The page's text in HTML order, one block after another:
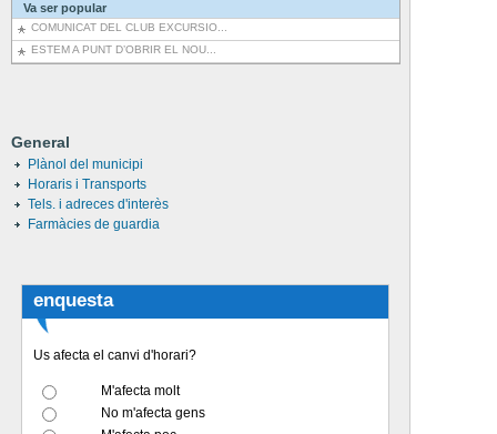
Va ser popular
COMUNICAT DEL CLUB EXCURSIO...
ESTEM A PUNT D’OBRIR EL NOU...
General
Plànol del municipi
Horaris i Transports
Tels. i adreces d'interès
Farmàcies de guardia
enquesta
Us afecta el canvi d'horari?
M'afecta molt
No m'afecta gens